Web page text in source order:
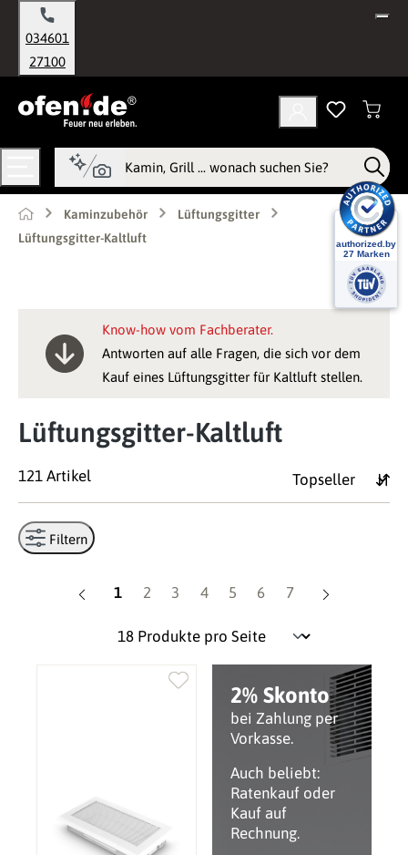
springen
034601
27100
Kaminzubehör
Lüftungsgitter
Lüftungsgitter-Kaltluft
Know-how vom Fachberater.
Antworten auf alle Fragen, die sich vor dem
Kauf eines Lüftungsgitter für Kaltluft stellen.
Lüftungsgitter-Kaltluft
121 Artikel
Filtern
Seite
1 Seite
2 Seite
3 Seite
4 Seite
5 Seite
6 Seite
7
2% Skonto
bei Zahlung per
Vorkasse.
Auch beliebt:
Ratenkauf oder
Kauf auf
Rechnung.